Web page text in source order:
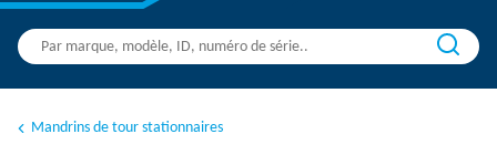
Mandrins de tour stationnaires